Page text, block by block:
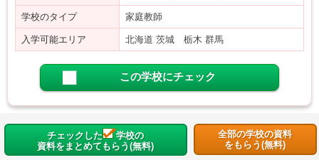
学校のタイプ 家庭教師
入学可能エリア 北海道 茨城 栃木 群馬
この学校にチェック
チェックした
学校の
資料をまとめてもらう(無料)
全部の学校の資料
をもらう(無料)